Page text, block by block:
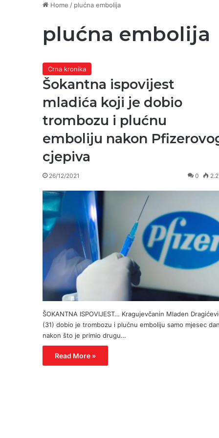
Home / plućna embolija
plućna embolija
Crna kronika
Šokantna ispovijest
mladića koji je dobio
trombozu i plućnu
emboliju nakon
cjepiva
26/12/2021 0
ŠOKANTNA ISPOVIJEST… Kragujevčanin Mladen
(31) dobio je trombozu i plućnu emboliju samo mjesec
nakon što je primio drugu…
Read More »